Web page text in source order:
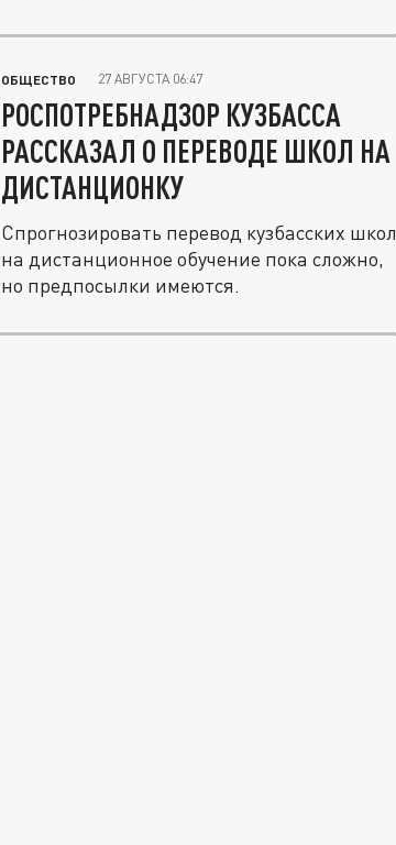
ОБЩЕСТВО 27 АВГУСТА 06:47
РОСПОТРЕБНАДЗОР КУЗБАССА
РАССКАЗАЛ О ПЕРЕВОДЕ ШКОЛ НА
ДИСТАНЦИОНКУ
Спрогнозировать перевод кузбасских школ
на дистанционное обучение пока сложно,
но предпосылки имеются.